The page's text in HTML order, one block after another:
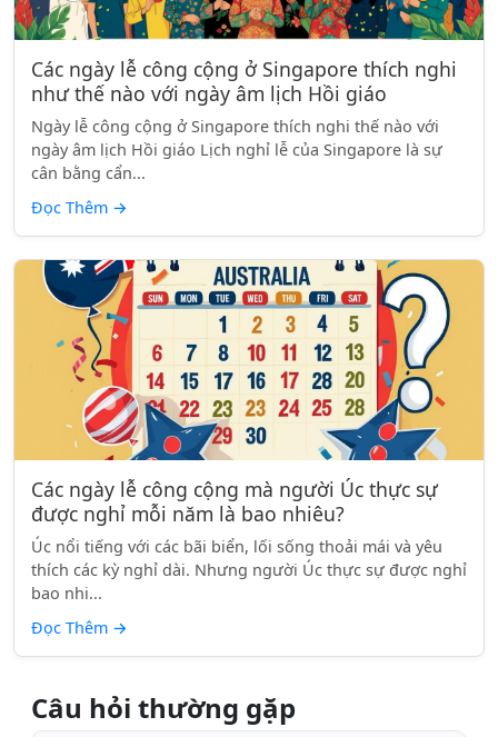
Các ngày lễ công cộng ở Singapore thích nghi
như thế nào với ngày âm lịch Hồi giáo
Ngày lễ công cộng ở Singapore thích nghi thế nào với
ngày âm lịch Hồi giáo Lịch nghỉ lễ của Singapore là sự
cân bằng cẩn...
Đọc Thêm →
Các ngày lễ công cộng mà người Úc thực sự
được nghỉ mỗi năm là bao nhiêu?
Úc nổi tiếng với các bãi biển, lối sống thoải mái và yêu
thích các kỳ nghỉ dài. Nhưng người Úc thực sự được nghỉ
bao nhi...
Đọc Thêm →
Câu hỏi thường gặp